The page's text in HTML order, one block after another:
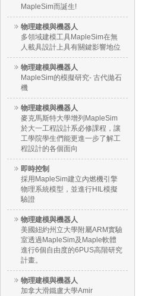
MapleSim而誕生!
物理建模與機器人
多領域建模工具MapleSim在無
人載具設計上具有關鍵影響地位
物理建模與機器人
MapleSim的模擬研究- 古代拋石
機
物理建模與機器人
麥克馬斯特大學增列MapleSim
於大一工程設計系必修課程，讓
工學院學生們能更進一步了解工
程設計的各個面向
即時控制
採用MapleSim建立內燃機引擎
物理系統模型，並進行HIL模擬
驗證
物理建模與機器人
美國紐約州立大學附屬ARM實驗
室透過MapleSim及Maple軟體
進行6個自由度的6PUS高階研究
計畫。
物理建模與機器人
加拿大滑鐵盧大學Amir